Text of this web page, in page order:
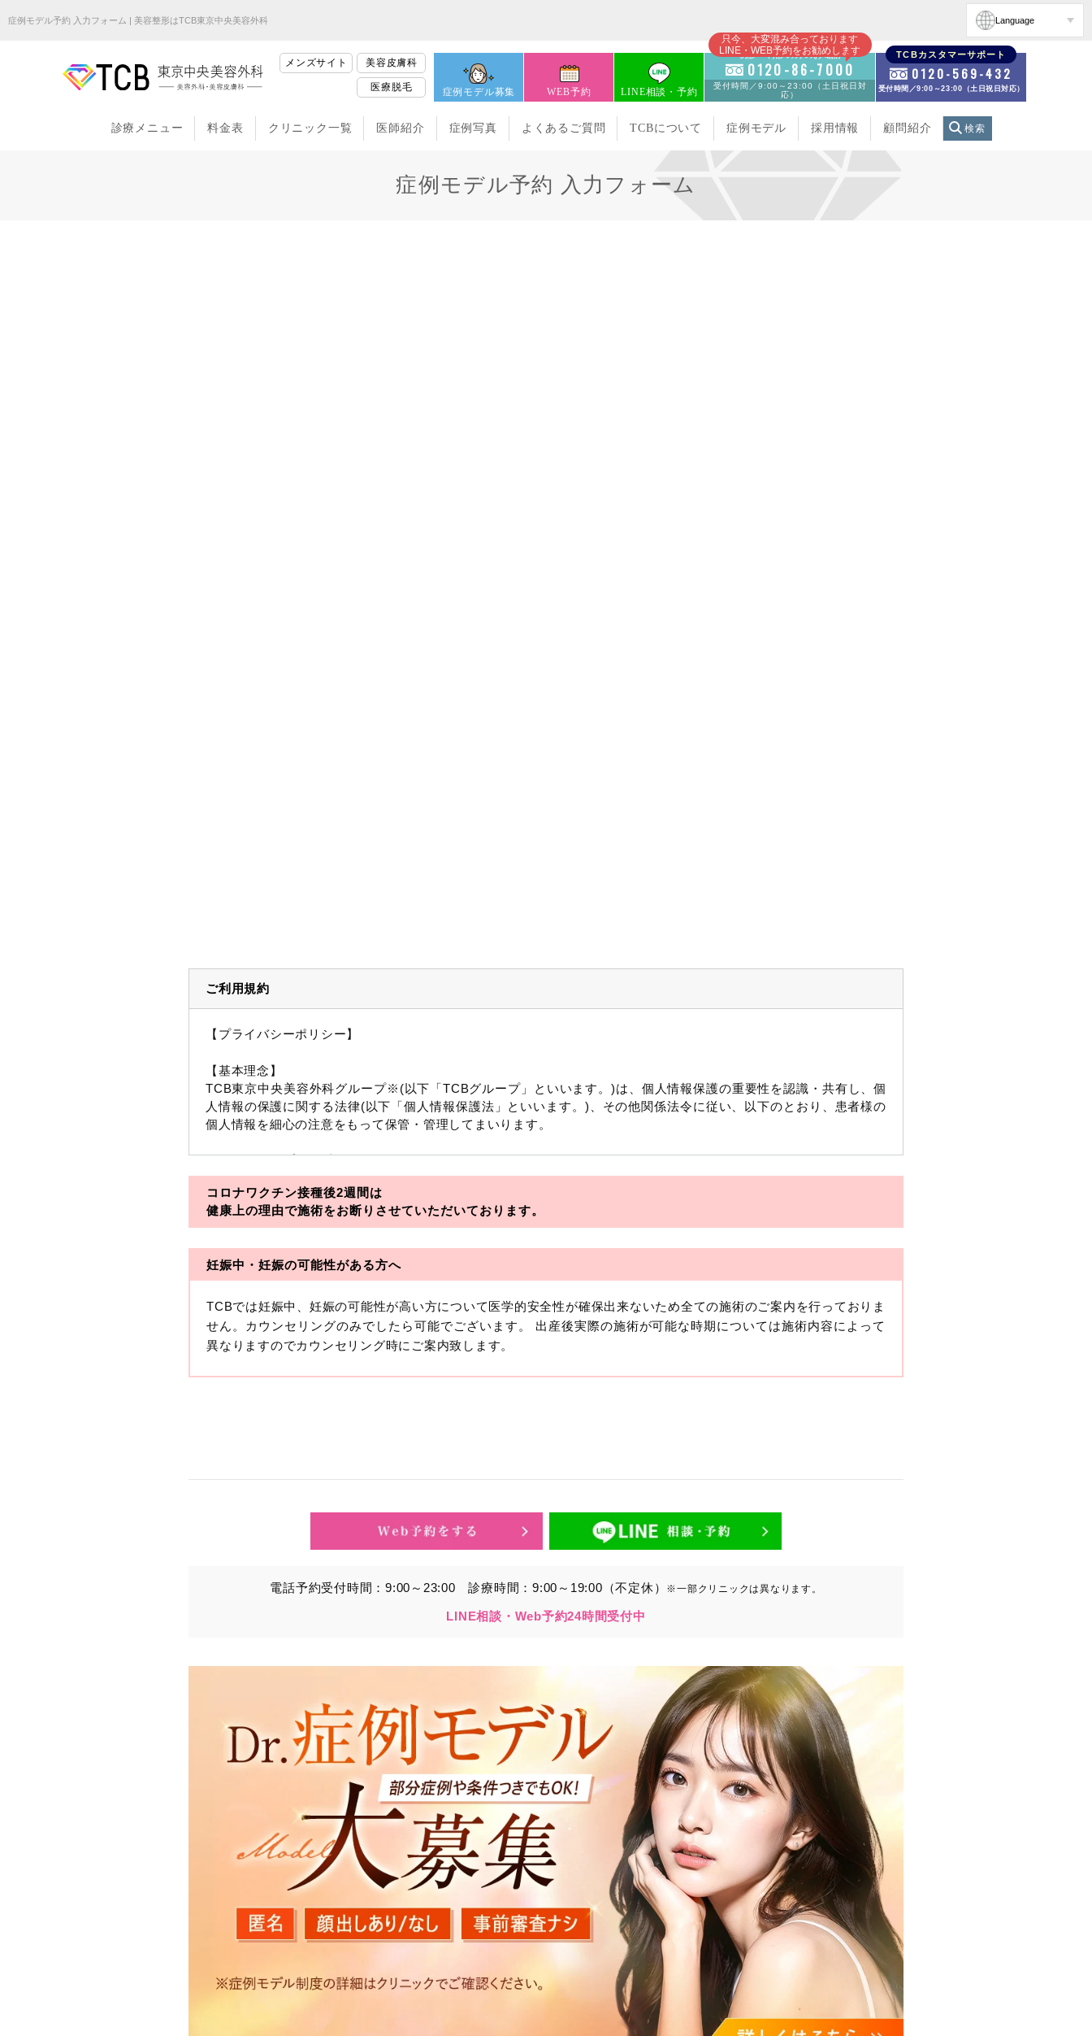
症例モデル予約 入力フォーム | 美容整形はTCB東京中央美容外科 Language
メンズサイト 美容皮膚科
医療脱毛 症例モデル募集 WEB予約 LINE相談・予約
只今、大変混み合っております
LINE・WEB予約をお勧めします
初診・再診の方のお電話
0120-86-7000
受付時間／9:00～23:00（土日祝日対
応）
TCBカスタマーサポート
0120-569-432
受付時間／9:00～23:00（土日祝日対応）
診療メニュー 料金表 クリニック一覧 医師紹介 症例写真 よくあるご質問 TCBについて 症例モデル 採用情報 顧問紹介 検索
症例モデル予約 入力フォーム
ご利用規約
【プライバシーポリシー】
【基本理念】
TCB東京中央美容外科グループ※(以下「TCBグループ」といいます。)は、個人情報保護の重要性を認識・共有し、個
人情報の保護に関する法律(以下「個人情報保護法」といいます。)、その他関係法令に従い、以下のとおり、患者様の
個人情報を細心の注意をもって保管・管理してまいります。
※TCBグループとは以下を総称していいます。
・一般社団法人メディカルアライアンス
・医療法人社団メディカルフロンティア
・医療法人社団創彩会
【定義】
本プライバシーポリシーにおいて「個人情報」とは、生存する個人に関する情報であって、当該情報に含まれる氏名、
生年月日その他の記述等により特定の個人を識別できるもの又は個人識別符号（個人情報保護委員会の政令に準じま
収集した患者様に関する情報には、単独のままでは特定の個人を識別できない情報もありますが、他の情報と組み合わ
③を併せて「取得情報」といいます。）。
・その他、特定の個人を識別することができる情報
・患者様がご利用になった各種サービスの内容、ご利用日時、閲覧履歴等に関連する情報
（これには、Cookie情報、アクセスログ等の利用状況に関する情報を含みます。）
③TCBグループが第三者から間接的に収集する情報
患者様の同意を得た上で、以下の情報をパブリックDMP事業者およびアフィリエイトサービスプロバイダ等の第三者
から取得し、TCBグループが既に有している患者様の個人情報と紐づける場合があります。
・患者様の閲覧履歴、端末等の情報
【利用目的】
TCBグループは取得情報を以下の目的で利用いたします。
・クリニックの来院予約、医療サービスの提供、医療関連商品の販売、アフターケア対応、これらに付随する諸対応等
のサービス提供のため
・医療サービスの提供に関する他の医療機関、検査機関及び研究機関との連携のため
・サービス向上を目的とした医療サービス・販売する医療関連商品に関する患者様へのアンケートの送受信及びこれに
コロナワクチン接種後2週間は
健康上の理由で施術をお断りさせていただいております。
妊娠中・妊娠の可能性がある方へ
TCBでは妊娠中、妊娠の可能性が高い方について医学的安全性が確保出来ないため全ての施術のご案内を行っておりま
せん。カウンセリングのみでしたら可能でございます。 出産後実際の施術が可能な時期については施術内容によって
異なりますのでカウンセリング時にご案内致します。
電話予約受付時間：9:00～23:00診療時間：9:00～19:00（不定休） ※一部クリニックは異なります。
LINE相談・Web予約24時間受付中